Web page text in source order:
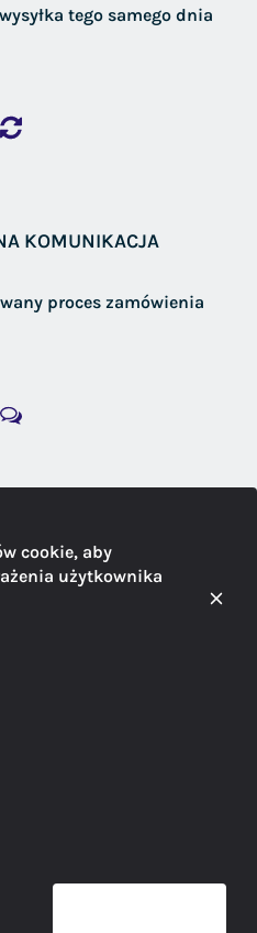
tego samego dnia
KOMUNIKACJA
proces zamówienia
etapie zakupu
gwarantowane!
cookie, aby
użytkownika